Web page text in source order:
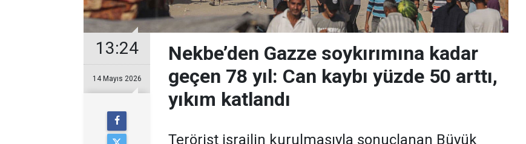
13:24
14 Mayıs 2026
Nekbe’den Gazze soykırımına kadar
geçen 78 yıl: Can kaybı yüzde 50 arttı,
yıkım katlandı
Terörist israilin kurulmasıyla sonuçlanan Büyük